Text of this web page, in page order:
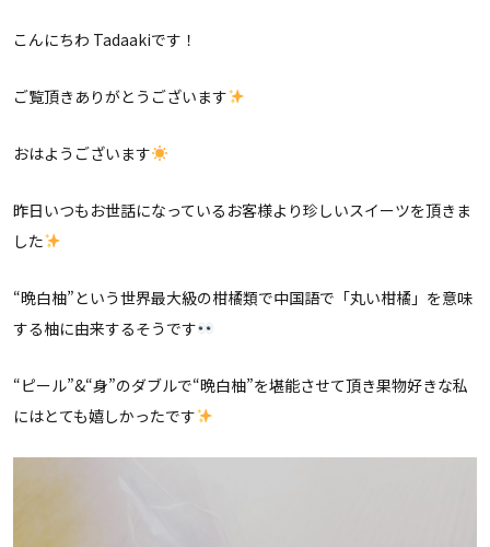
こんにちわ Tadaakiです！
ご覧頂きありがとうございます
おはようございます
昨日いつもお世話になっているお客様より珍しいスイーツを頂きま
した
“晩白柚”という世界最大級の柑橘類で中国語で「丸い柑橘」を意味
する柚に由来するそうです
“ピール”&“身”のダブルで“晩白柚”を堪能させて頂き果物好きな私
にはとても嬉しかったです